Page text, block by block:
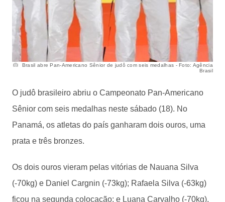
Brasil abre Pan-Americano Sênior de judô com seis medalhas - Foto: Agência
Brasil
O judô brasileiro abriu o Campeonato Pan-Americano
Sênior com seis medalhas neste sábado (18). No
Panamá, os atletas do país ganharam dois ouros, uma
prata e três bronzes.
Os dois ouros vieram pelas vitórias de Nauana Silva
(-70kg) e Daniel Cargnin (-73kg); Rafaela Silva (-63kg)
ficou na segunda colocação; e Luana Carvalho (-70kg),